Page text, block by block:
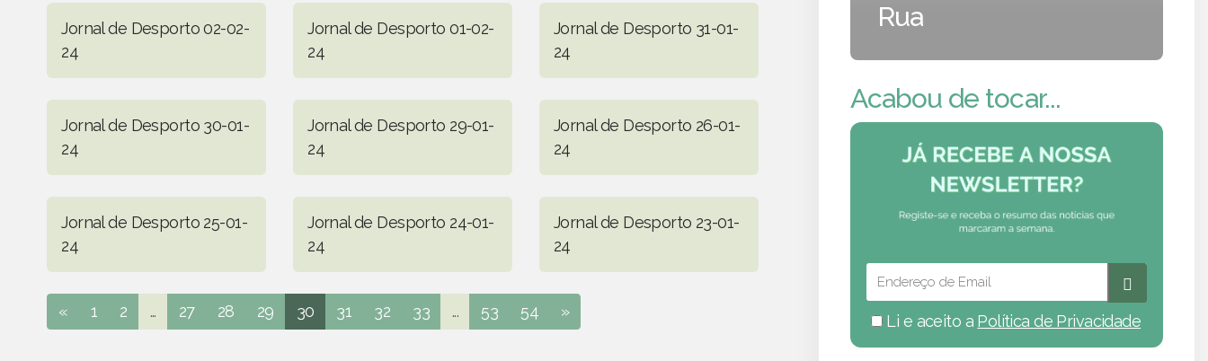
Jornal de Desporto 02-02-
24
Jornal de Desporto 01-02-
24
Jornal de Desporto 31-01-
24
Jornal de Desporto 30-01-
24
Jornal de Desporto 29-01-
24
Jornal de Desporto 26-01-
24
Jornal de Desporto 25-01-
24
Jornal de Desporto 24-01-
24
Jornal de Desporto 23-01-
24
« 1 2 ... 27 28 29 30 31 32 33 ... 53 54 »
Rua
Acabou de tocar...
Li e aceito a Política de Privacidade